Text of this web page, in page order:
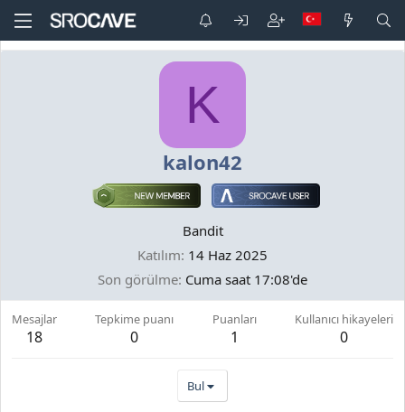
K
kalon42
Bandit
Katılım 14 Haz 2025
Son görülme Cuma saat 17:08'de
Mesajlar
18
Tepkime puanı
0
Puanları
1
Kullanıcı hikayeleri
0
Bul